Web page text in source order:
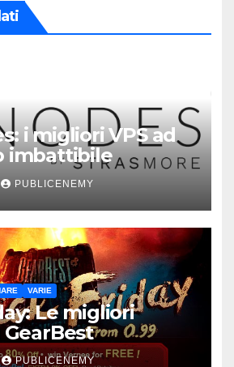
i migliori VPS ad
imbattibile
PUBLICENEMY
VARIE
Le migliori
PUBLICENEMY